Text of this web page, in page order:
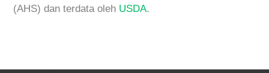
(AHS) dan terdata oleh USDA.